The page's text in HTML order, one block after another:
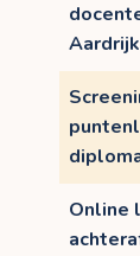
Online